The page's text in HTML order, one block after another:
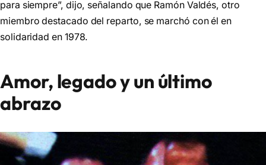
para siempre”, dijo, señalando que Ramón Valdés, otro
miembro destacado del reparto, se marchó con él en
solidaridad en 1978.
Amor, legado y un último
abrazo